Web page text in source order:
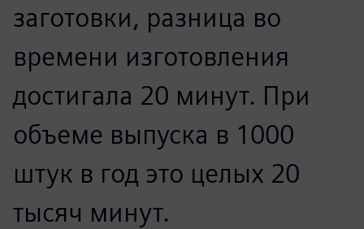
заготовки, разница во
времени изготовления
достигала 20 минут. При
объеме выпуска в 1000
штук в год это целых 20
тысяч минут.